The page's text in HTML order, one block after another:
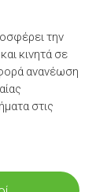
την
κινητά σε
ανανέωση
στις